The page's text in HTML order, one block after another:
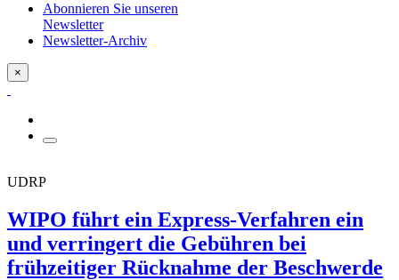
Abonnieren Sie unseren
Newsletter
Newsletter-Archiv
×
UDRP
WIPO führt ein Express-Verfahren ein
und verringert die Gebühren bei
frühzeitiger Rücknahme der Beschwerde